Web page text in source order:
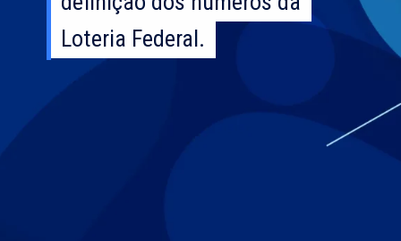
Loteria Federal.
Loteria Federal.